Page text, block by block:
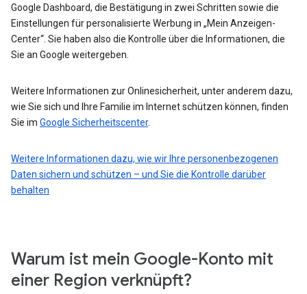
Google Dashboard, die Bestätigung in zwei Schritten sowie die
Einstellungen für personalisierte Werbung in „Mein Anzeigen-
Center“. Sie haben also die Kontrolle über die Informationen, die
Sie an Google weitergeben.
Weitere Informationen zur Onlinesicherheit, unter anderem dazu,
wie Sie sich und Ihre Familie im Internet schützen können, finden
Sie im Google Sicherheitscenter.
Weitere Informationen dazu, wie wir Ihre personenbezogenen
Daten sichern und schützen – und Sie die Kontrolle darüber
behalten
Warum ist mein Google-Konto mit
einer Region verknüpft?